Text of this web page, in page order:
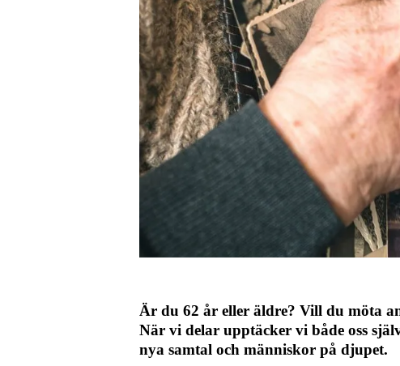
Är du 62 år eller äldre? Vill du möta
När vi delar upptäcker vi både oss
nya samtal och människor på djupet.